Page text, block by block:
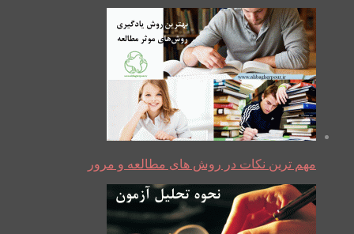
مهم ترین نکات در روش های مطالعه و مرور